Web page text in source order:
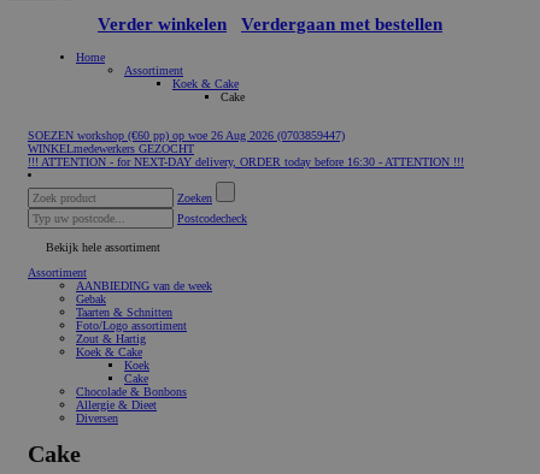
Verder winkelen Verdergaan met bestellen
Home
Assortiment
Koek & Cake
Cake
SOEZEN workshop (€60 pp) op woe 26 Aug 2026 (0703859447)
WINKELmedewerkers GEZOCHT
!!! ATTENTION - for NEXT-DAY delivery, ORDER today before 16:30 - ATTENTION !!!
Zoeken
Postcodecheck
Bekijk hele assortiment
Assortiment
AANBIEDING van de week
Gebak
Taarten & Schnitten
Foto/Logo assortiment
Zout & Hartig
Koek & Cake
Koek
Cake
Chocolade & Bonbons
Allergie & Dieet
Diversen
Cake